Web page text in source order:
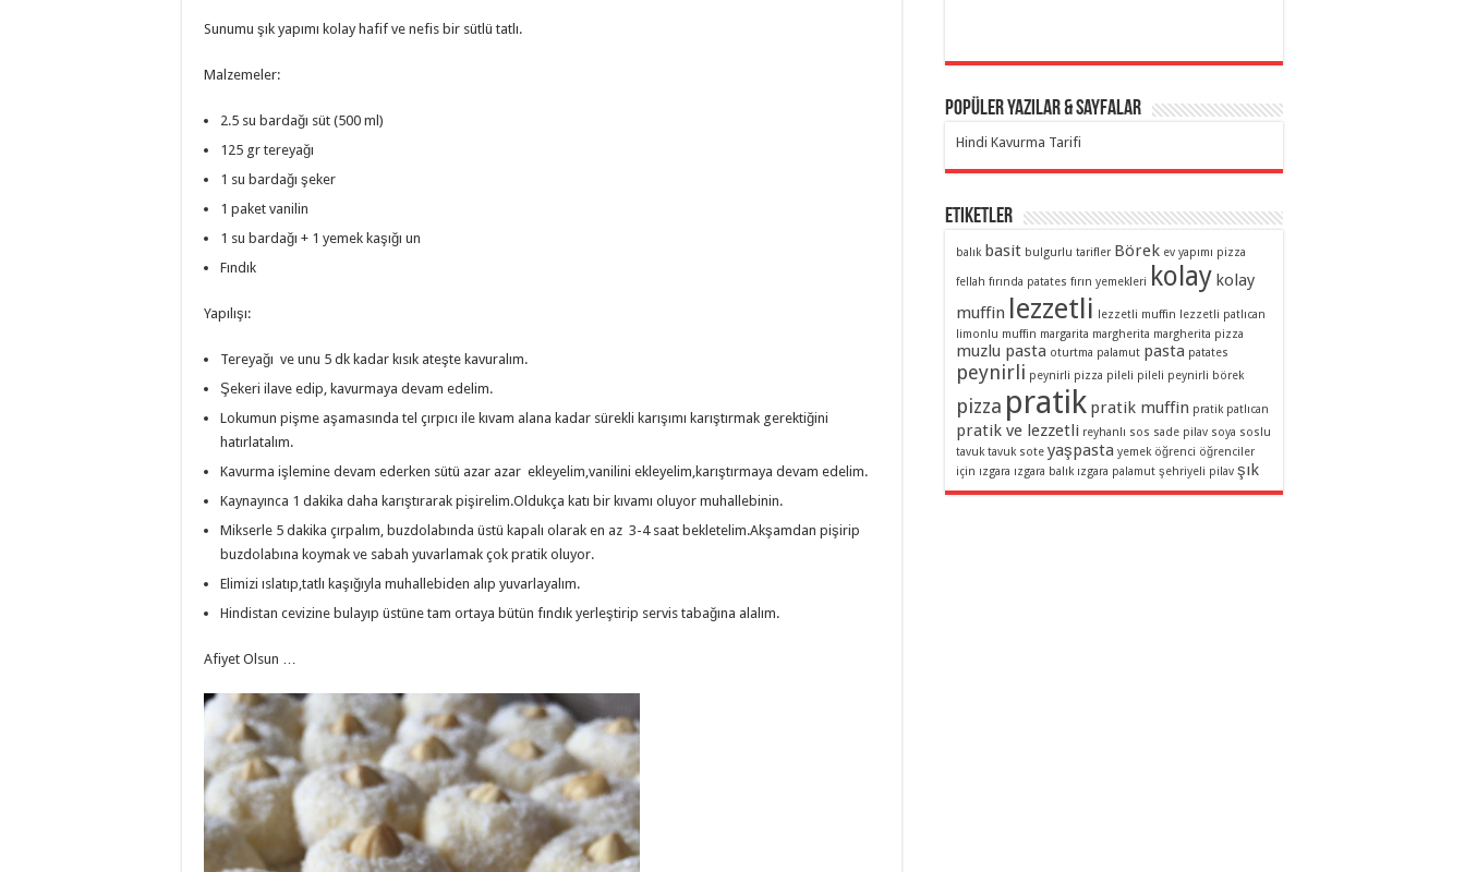
Sunumu şık yapımı kolay hafif ve nefis bir sütlü tatlı.
Malzemeler:
2.5 su bardağı süt (500 ml)
125 gr tereyağı
1 su bardağı şeker
1 paket vanilin
1 su bardağı + 1 yemek kaşığı un
Fındık
Yapılışı:
Tereyağı ve unu 5 dk kadar kısık ateşte kavuralım.
Şekeri ilave edip, kavurmaya devam edelim.
Lokumun pişme aşamasında tel çırpıcı ile kıvam alana kadar sürekli karışımı karıştırmak gerektiğini
hatırlatalım.
Kavurma işlemine devam ederken sütü azar azar ekleyelim,vanilini ekleyelim,karıştırmaya devam edelim.
Kaynayınca 1 dakika daha karıştırarak pişirelim.Oldukça katı bir kıvamı oluyor muhallebinin.
Mikserle 5 dakika çırpalım, buzdolabında üstü kapalı olarak en az 3-4 saat bekletelim.Akşamdan pişirip
buzdolabına koymak ve sabah yuvarlamak çok pratik oluyor.
Elimizi ıslatıp,tatlı kaşığıyla muhallebiden alıp yuvarlayalım.
Hindistan cevizine bulayıp üstüne tam ortaya bütün fındık yerleştirip servis tabağına alalım.
Afiyet Olsun …
Popüler Yazılar & Sayfalar
Hindi Kavurma Tarifi
Etiketler
balık basit bulgurlu tarifler Börek ev yapımı pizza
fellah fırında patates fırın yemekleri kolay kolay
muffin lezzetli lezzetli muffin lezzetli patlıcan
limonlu muffin margarita margherita margherita pizza
muzlu pasta oturtma palamut pasta patates
peynirli peynirli pizza pileli pileli peynirli börek
pizza pratik pratik muffin pratik patlıcan
pratik ve lezzetli reyhanlı sos sade pilav soya soslu
tavuk tavuk sote yaşpasta yemek öğrenci öğrenciler
için ızgara ızgara balık ızgara palamut şehriyeli pilav şık